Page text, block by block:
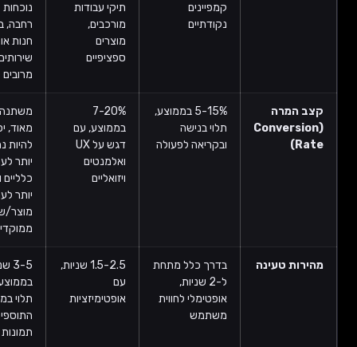
תיקי עבודות
ספציפיים
רחבה, בלוג,
חנות אונליין,
המרה
(Conversion
5-15% בממוצע,
תלוי בנישה
ובקריאה לפעולה
7-20%
בממוצע, עם
דגש על UX
ואלמנטים
מאוד, יכול
להיות נמוך
יותר לעמודים
כלליים וגבוה
יותר לעמודי
מוצר/שירות
טעינה
בדרך כלל מתחת
ל-2 שניות,
אופטימלי לחווית
1.5-2.5 שניות,
אופטימיזציות
3-5 שניות
תלוי במספר
התוספים,
תמונות ותוכן